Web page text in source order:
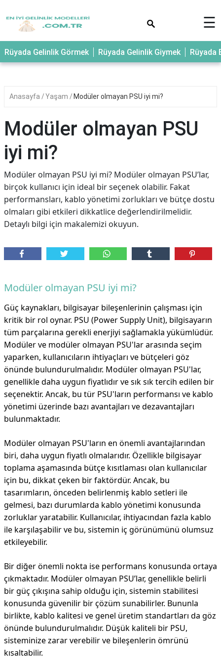
☰
Rüyada Gelinlik Görmek Rüyada Gelinlik Giymek Rüyada
Anasayfa Yaşam Modüler olmayan PSU iyi mi?
Modüler olmayan PSU
iyi mi?
Modüler olmayan PSU iyi mi? Modüler olmayan PSU’lar,
birçok kullanıcı için ideal bir seçenek olabilir. Fakat
performansları, kablo yönetimi zorlukları ve bütçe dostu
olmaları gibi etkileri dikkatlice değerlendirilmelidir.
Detaylı bilgi için makalemizi okuyun.
Modüler olmayan PSU iyi mi?
Güç kaynakları, bilgisayar bileşenlerinin çalışması için
kritik bir rol oynar. PSU (Power Supply Unit), bilgisayarın
tüm parçalarına gerekli enerjiyi sağlamakla yükümlüdür.
Modüler ve modüler olmayan PSU'lar arasında seçim
yaparken, kullanıcıların ihtiyaçları ve bütçeleri göz
önünde bulundurulmalıdır. Modüler olmayan PSU'lar,
genellikle daha uygun fiyatlıdır ve sık sık tercih edilen bir
seçenektir. Ancak, bu tür PSU'ların performansı ve kablo
yönetimi üzerinde bazı avantajları ve dezavantajları
bulunmaktadır.
Modüler olmayan PSU'ların en önemli avantajlarından
biri, daha uygun fiyatlı olmalarıdır. Özellikle bilgisayar
toplama aşamasında bütçe kısıtlaması olan kullanıcılar
için bu, dikkat çeken bir faktördür. Ancak, bu
tasarımların, önceden belirlenmiş kablo setleri ile
gelmesi, bazı durumlarda kablo yönetimi konusunda
zorluklar yaratabilir. Kullanıcılar, ihtiyacından fazla kablo
ile karşılaşabilir ve bu, sistemin iç görünümünü olumsuz
etkileyebilir.
Bir diğer önemli nokta ise performans konusunda ortaya
çıkmaktadır. Modüler olmayan PSU’lar, genellikle belirli
bir güç çıkışına sahip olduğu için, sistemin stabilitesi
konusunda güvenilir bir çözüm sunabilirler. Bununla
birlikte, kablo kalitesi ve genel üretim standartları da göz
önünde bulundurulmalıdır. Düşük kaliteli bir PSU,
sisteminize zarar verebilir ve bileşenlerin ömrünü
kısaltabilir.